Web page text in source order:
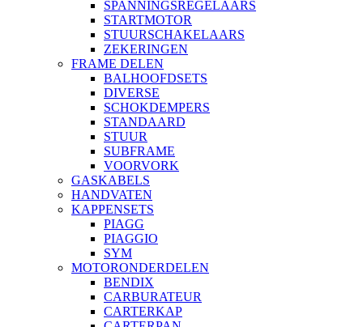
SPANNINGSREGELAARS
STARTMOTOR
STUURSCHAKELAARS
ZEKERINGEN
FRAME DELEN
BALHOOFDSETS
DIVERSE
SCHOKDEMPERS
STANDAARD
STUUR
SUBFRAME
VOORVORK
GASKABELS
HANDVATEN
KAPPENSETS
PIAGG
PIAGGIO
SYM
MOTORONDERDELEN
BENDIX
CARBURATEUR
CARTERKAP